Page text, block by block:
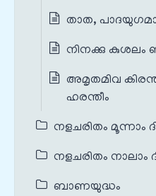
താത,
നിനക്കു കുശലം
അമൃതമിവ
ഹരന്തീം
നളചരിതം മൂന്നാം
നളചരിതം നാലാം
ബാണയുദ്ധം